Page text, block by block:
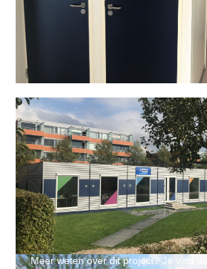
Meer weten over dit project? Je vind